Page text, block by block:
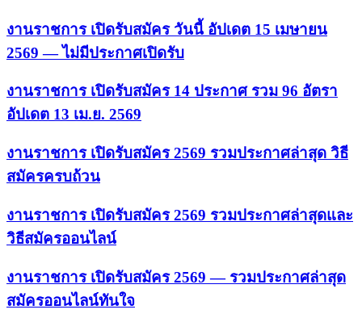
งานราชการ เปิดรับสมัคร วันนี้ อัปเดต 15 เมษายน
2569 — ไม่มีประกาศเปิดรับ
งานราชการ เปิดรับสมัคร 14 ประกาศ รวม 96 อัตรา
อัปเดต 13 เม.ย. 2569
งานราชการ เปิดรับสมัคร 2569 รวมประกาศล่าสุด วิธี
สมัครครบถ้วน
งานราชการ เปิดรับสมัคร 2569 รวมประกาศล่าสุดและ
วิธีสมัครออนไลน์
งานราชการ เปิดรับสมัคร 2569 — รวมประกาศล่าสุด
สมัครออนไลน์ทันใจ